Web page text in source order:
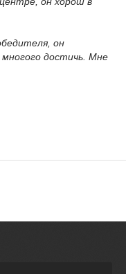
он
достичь. Мне